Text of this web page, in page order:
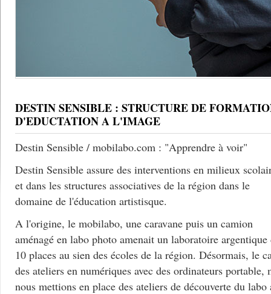
DESTIN SENSIBLE : STRUCTURE DE
D'EDUCTATION A L'IMAGE
Destin Sensible / mobilabo.com : "Apprendre à voir"
Destin Sensible assure des interventions en milieux
et dans les structures associatives de la région dans le
domaine de l'éducation artistisque.
A l'origine, le mobilabo, une caravane puis un camion
aménagé en labo photo amenait un laboratoire argentique
10 places au sien des écoles de la région. Désormais, le
des ateliers en numériques avec des ordinateurs
nous mettions en place des ateliers de découverte du labo